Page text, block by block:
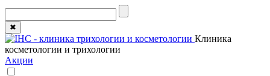
✖
Клиника
косметологии и трихологии
Акции